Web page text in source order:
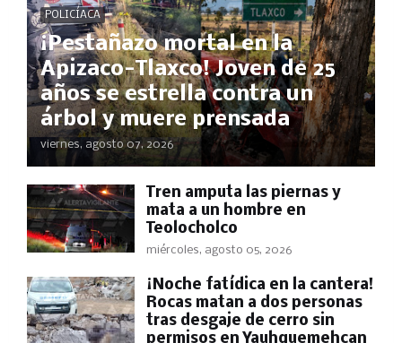
POLICÍACA
¡Pestañazo mortal en la
Apizaco-Tlaxco! Joven de 25
años se estrella contra un
árbol y muere prensada
viernes, agosto 07, 2026
Tren amputa las piernas y
mata a un hombre en
Teolocholco
miércoles, agosto 05, 2026
​¡Noche fatídica en la cantera!
Rocas matan a dos personas
tras desgaje de cerro sin
permisos en Yauhquemehcan